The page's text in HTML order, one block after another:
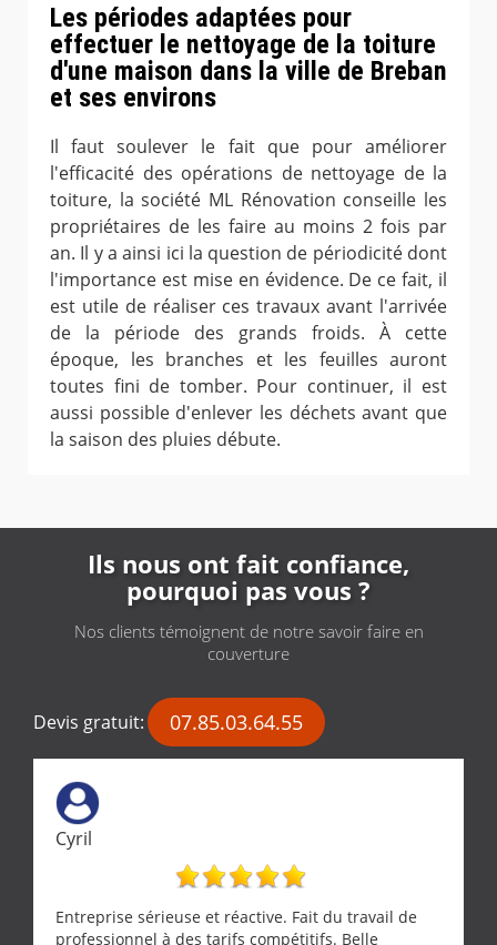
Les périodes adaptées pour
effectuer le nettoyage de la toiture
d'une maison dans la ville de Breban
et ses environs
Il faut soulever le fait que pour améliorer
l'efficacité des opérations de nettoyage de la
toiture, la société ML Rénovation conseille les
propriétaires de les faire au moins 2 fois par
an. Il y a ainsi ici la question de périodicité dont
l'importance est mise en évidence. De ce fait, il
est utile de réaliser ces travaux avant l'arrivée
de la période des grands froids. À cette
époque, les branches et les feuilles auront
toutes fini de tomber. Pour continuer, il est
aussi possible d'enlever les déchets avant que
la saison des pluies débute.
Ils nous ont fait confiance,
pourquoi pas vous ?
Nos clients témoignent de notre savoir faire en
couverture
Devis gratuit: 07.85.03.64.55
Cyril
Entreprise sérieuse et réactive. Fait du travail de
professionnel à des tarifs compétitifs. Belle